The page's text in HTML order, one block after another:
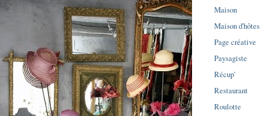
Maison
Maison d'hôtes
Page créative
Paysagiste
Récup'
Restaurant
Roulotte